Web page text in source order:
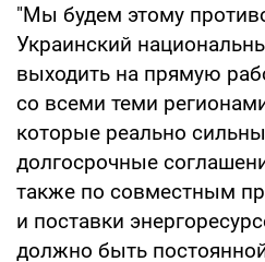
"Мы будем этому
Украинский
выходить на прямую
со всеми теми
которые реально
долгосрочные
также по совместным
и поставки
должно быть